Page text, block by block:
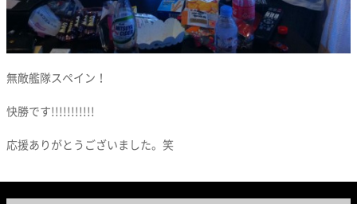
無敵艦隊スペイン！
快勝です!!!!!!!!!!!
応援ありがとうございました。笑